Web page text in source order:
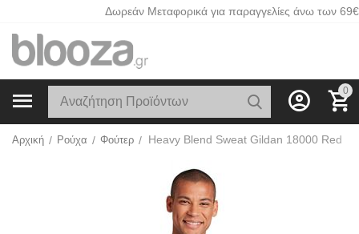
Δωρεάν Μεταφορικά για παραγγελίες άνω των 69€
0
Αρχική / Ρούχα / Φούτερ / Heavy Blend Sweat Gildan 18000 Red